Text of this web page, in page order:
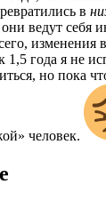
в
ведут себя
изменения
1,5 года я не
но пока
человек.